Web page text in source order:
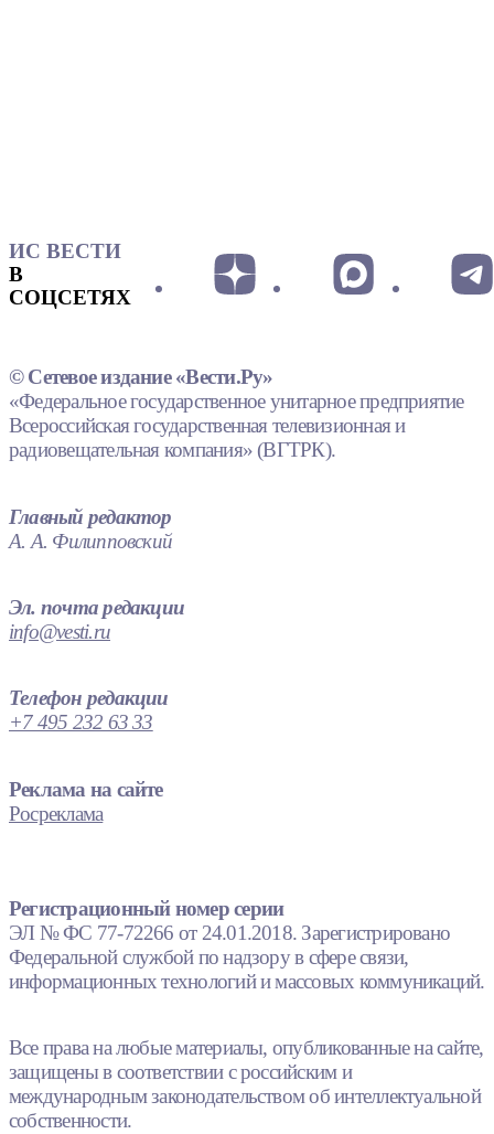
ИС ВЕСТИ
В
СОЦСЕТЯХ
© Сетевое издание «Вести.Ру»
«Федеральное государственное унитарное предприятие
Всероссийская государственная телевизионная и
радиовещательная компания» (ВГТРК).
Главный редактор
А. А. Филипповский
Эл. почта редакции
info@vesti.ru
Телефон редакции
+7 495 232 63 33
Реклама на сайте
Росреклама
Регистрационный номер серии
ЭЛ № ФС 77-72266 от 24.01.2018. Зарегистрировано
Федеральной службой по надзору в сфере связи,
информационных технологий и массовых коммуникаций.
Все права на любые материалы, опубликованные на сайте,
защищены в соответствии с российским и
международным законодательством об интеллектуальной
собственности.